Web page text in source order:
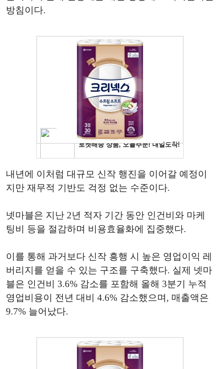
방침이다.
내년에 이처럼 대규모 신작 행진을 이어갈 예정이
지만 재무적 기반도 걱정 없는 수준이다.
넷마블은 지난 2년 적자 기간 동안 인건비와 마케
팅비 등을 절감하며 비용효율화에 집중했다.
이를 통해 과거보다 신작 흥행 시 높은 영업이익 레
버리지를 얻을 수 있는 구조를 구축했다. 실제 넷마
블은 인건비 3.6% 감소를 포함해 올해 3분기 누적
영업비용이 전년 대비 4.6% 감소했으며, 매출액은
9.7% 늘어났다.